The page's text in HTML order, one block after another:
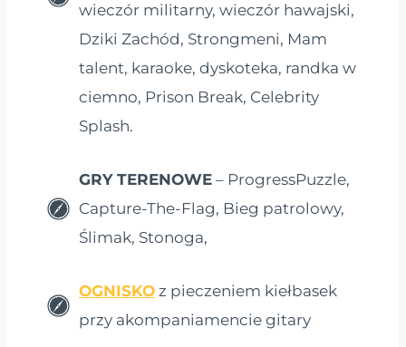
wieczór militarny, wieczór hawajski,
Dziki Zachód, Strongmeni, Mam
talent, karaoke, dyskoteka, randka w
ciemno, Prison Break, Celebrity
Splash.
GRY TERENOWE – ProgressPuzzle,
Capture-The-Flag, Bieg patrolowy,
Ślimak, Stonoga,
OGNISKO z pieczeniem kiełbasek
przy akompaniamencie gitary